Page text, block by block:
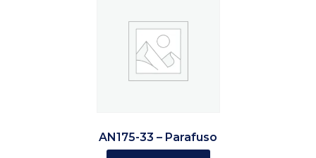
AN175-33 – Parafuso